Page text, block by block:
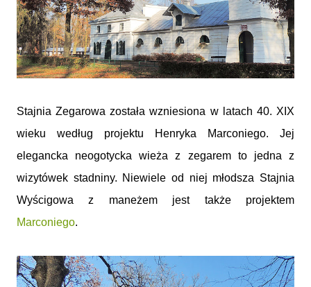
Stajnia Zegarowa została wzniesiona w latach 40. XIX
wieku według projektu Henryka Marconiego. Jej
elegancka neogotycka wieża z zegarem to jedna z
wizytówek stadniny. Niewiele od niej młodsza Stajnia
Wyścigowa z maneżem jest także projektem
Marconiego.